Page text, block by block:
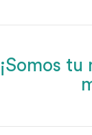
¡Somos